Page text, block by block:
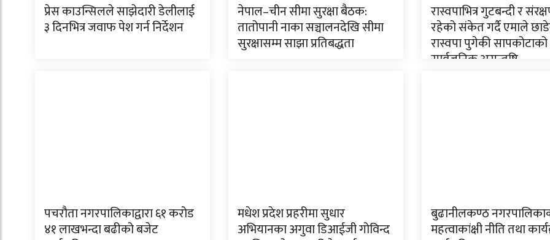
प्रेस काउन्सिलले साझेदारी डेलीलाई
३ दिनभित्र जवाफ पेश गर्न निर्देशन
नेपाल–चीन सीमा सुरक्षा बैठक:
तातोपानी नाका सञ्चालनदेखि सीमा
सुरक्षासम्म साझा प्रतिबद्धता
रास्वपाभित्र गुटबन्दी र
रहेको संकेत गर्दै एमाले
रास्वपा पुगेकी सापकोटाको
सार्वजनिक असन्तुष्टि
पचरौता नगरपालिकाद्वारा ६१ करोड
४१ लाखभन्दा बढीको बजेट
मधेश प्रदेश प्रहरीमा सुधार
अभियानका अगुवा डिआईजी गोविन्द
बुढानीलकण्ठ
महत्वाकांक्षी नीति तथा